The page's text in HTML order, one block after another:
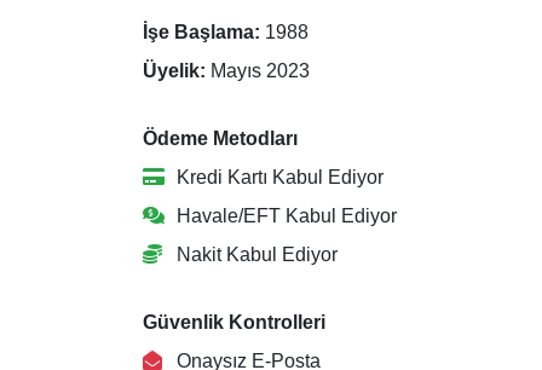
İşe Başlama: 1988
Üyelik: Mayıs 2023
Ödeme Metodları
Kredi Kartı Kabul Ediyor
Havale/EFT Kabul Ediyor
Nakit Kabul Ediyor
Güvenlik Kontrolleri
Onaysız E-Posta